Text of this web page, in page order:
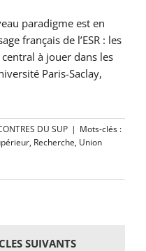
paradigme est en
français de l’ESR : les
à jouer dans les
Paris-Saclay,
DU SUP | Mots-clés :
, Recherche, Union
SUIVANTS